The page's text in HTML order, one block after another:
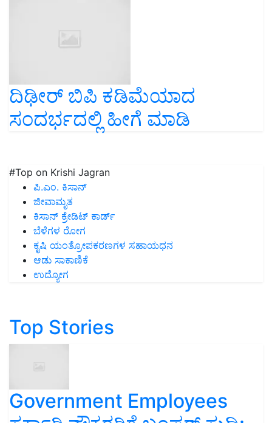
ದಿಢೀರ್‌ ಬಿಪಿ ಕಡಿಮೆಯಾದ
ಸಂದರ್ಭದಲ್ಲಿ ಹೀಗೆ ಮಾಡಿ
#Top on Krishi Jagran
ಪಿ.ಎಂ. ಕಿಸಾನ್
ಜೀವಾಮೃತ
ಕಿಸಾನ್ ಕ್ರೇಡಿಟ್ ಕಾರ್ಡ್
ಬೆಳೆಗಳ ರೋಗ
ಕೃಷಿ ಯಂತ್ರೋಪಕರಣಗಳ ಸಹಾಯಧನ
ಆಡು ಸಾಕಾಣಿಕೆ
ಉದ್ಯೋಗ
Top Stories
Government Employees